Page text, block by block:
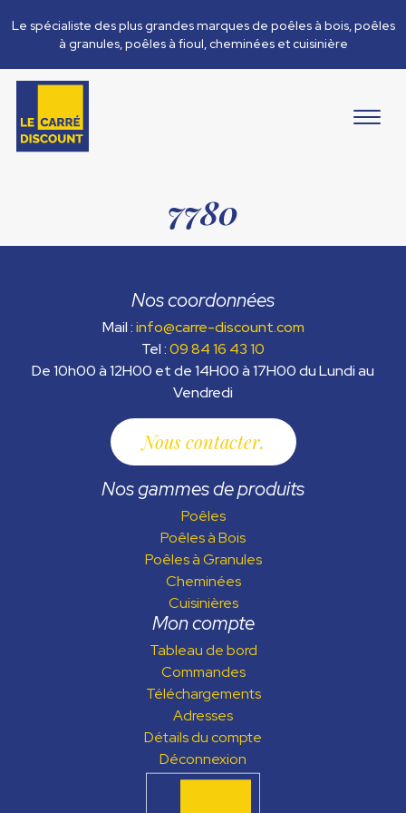
Le spécialiste des plus grandes marques de poêles à bois, poêles
à granules, poêles à fioul, cheminées et cuisinière
7780
Nos coordonnées
Mail :info@carre-discount.com
Tel :09 84 16 43 10
De 10h00 à 12H00 et de 14H00 à 17H00 du Lundi au
Vendredi
Nous contacter
Nos gammes de produits
Poêles
Poêles à Bois
Poêles à Granules
Cheminées
Cuisinières
Mon compte
Tableau de bord
Commandes
Téléchargements
Adresses
Détails du compte
Déconnexion